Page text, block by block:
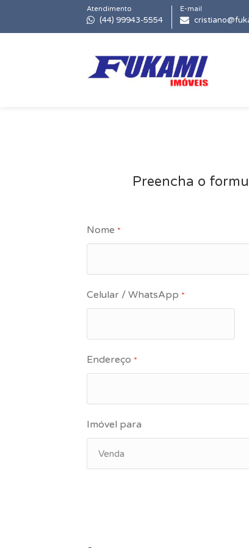
Atendimento
(44) 99943-5554
E-mail
Preencha o
Nome *
Celular / WhatsApp *
Endereço *
Imóvel para
Venda